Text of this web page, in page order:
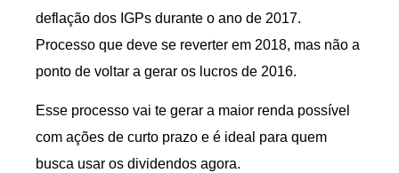
deflação dos IGPs durante o ano de 2017.
Processo que deve se reverter em 2018, mas não a
ponto de voltar a gerar os lucros de 2016.
Esse processo vai te gerar a maior renda possível
com ações de curto prazo e é ideal para quem
busca usar os dividendos agora.